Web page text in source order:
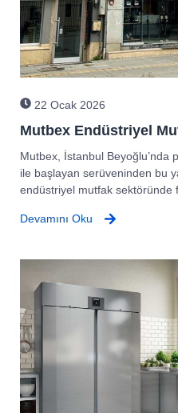
22 Ocak 2026
Mutbex Endüstriyel
Mutbex, İstanbul Beyoğlu’nda
ile başlayan serüveninden bu
endüstriyel mutfak
Devamını Oku